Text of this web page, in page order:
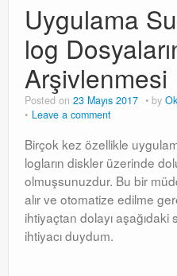
Video-Webcast-Seminer
Windows Server Family
Windows Server Family
SCOM
Orchestrator
Orchestrator
Uygulama
log
Arşivlenmesi
Posted on 23 Mayıs 2017 by
Leave a comment
Birçok kez özellikle
logların diskler üzerinde
olmuşsunuzdur. Bu bir
alır ve otomatize edilme
ihtiyaçtan dolayı
ihtiyacı duydum.